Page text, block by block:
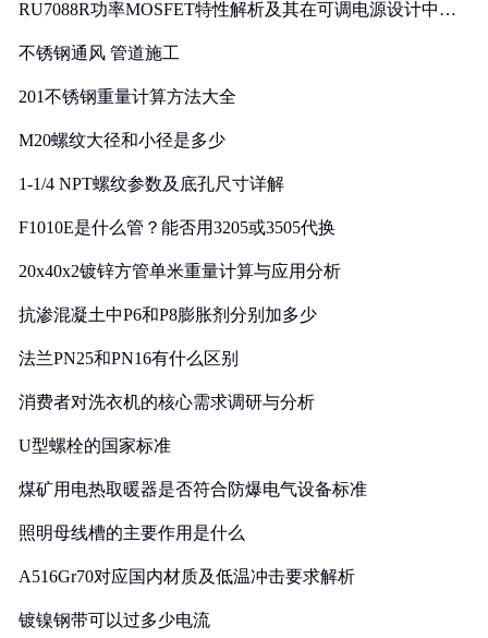
RU7088R功率MOSFET特性解析及其在可调电源设计中的
不锈钢通风 管道施工
201不锈钢重量计算方法大全
M20螺纹大径和小径是多少
1-1/4 NPT螺纹参数及底孔尺寸详解
F1010E是什么管？能否用3205或3505代换
20x40x2镀锌方管单米重量计算与应用分析
抗渗混凝土中P6和P8膨胀剂分别加多少
法兰PN25和PN16有什么区别
消费者对洗衣机的核心需求调研与分析
U型螺栓的国家标准
煤矿用电热取暖器是否符合防爆电气设备标准
照明母线槽的主要作用是什么
A516Gr70对应国内材质及低温冲击要求解析
镀镍钢带可以过多少电流